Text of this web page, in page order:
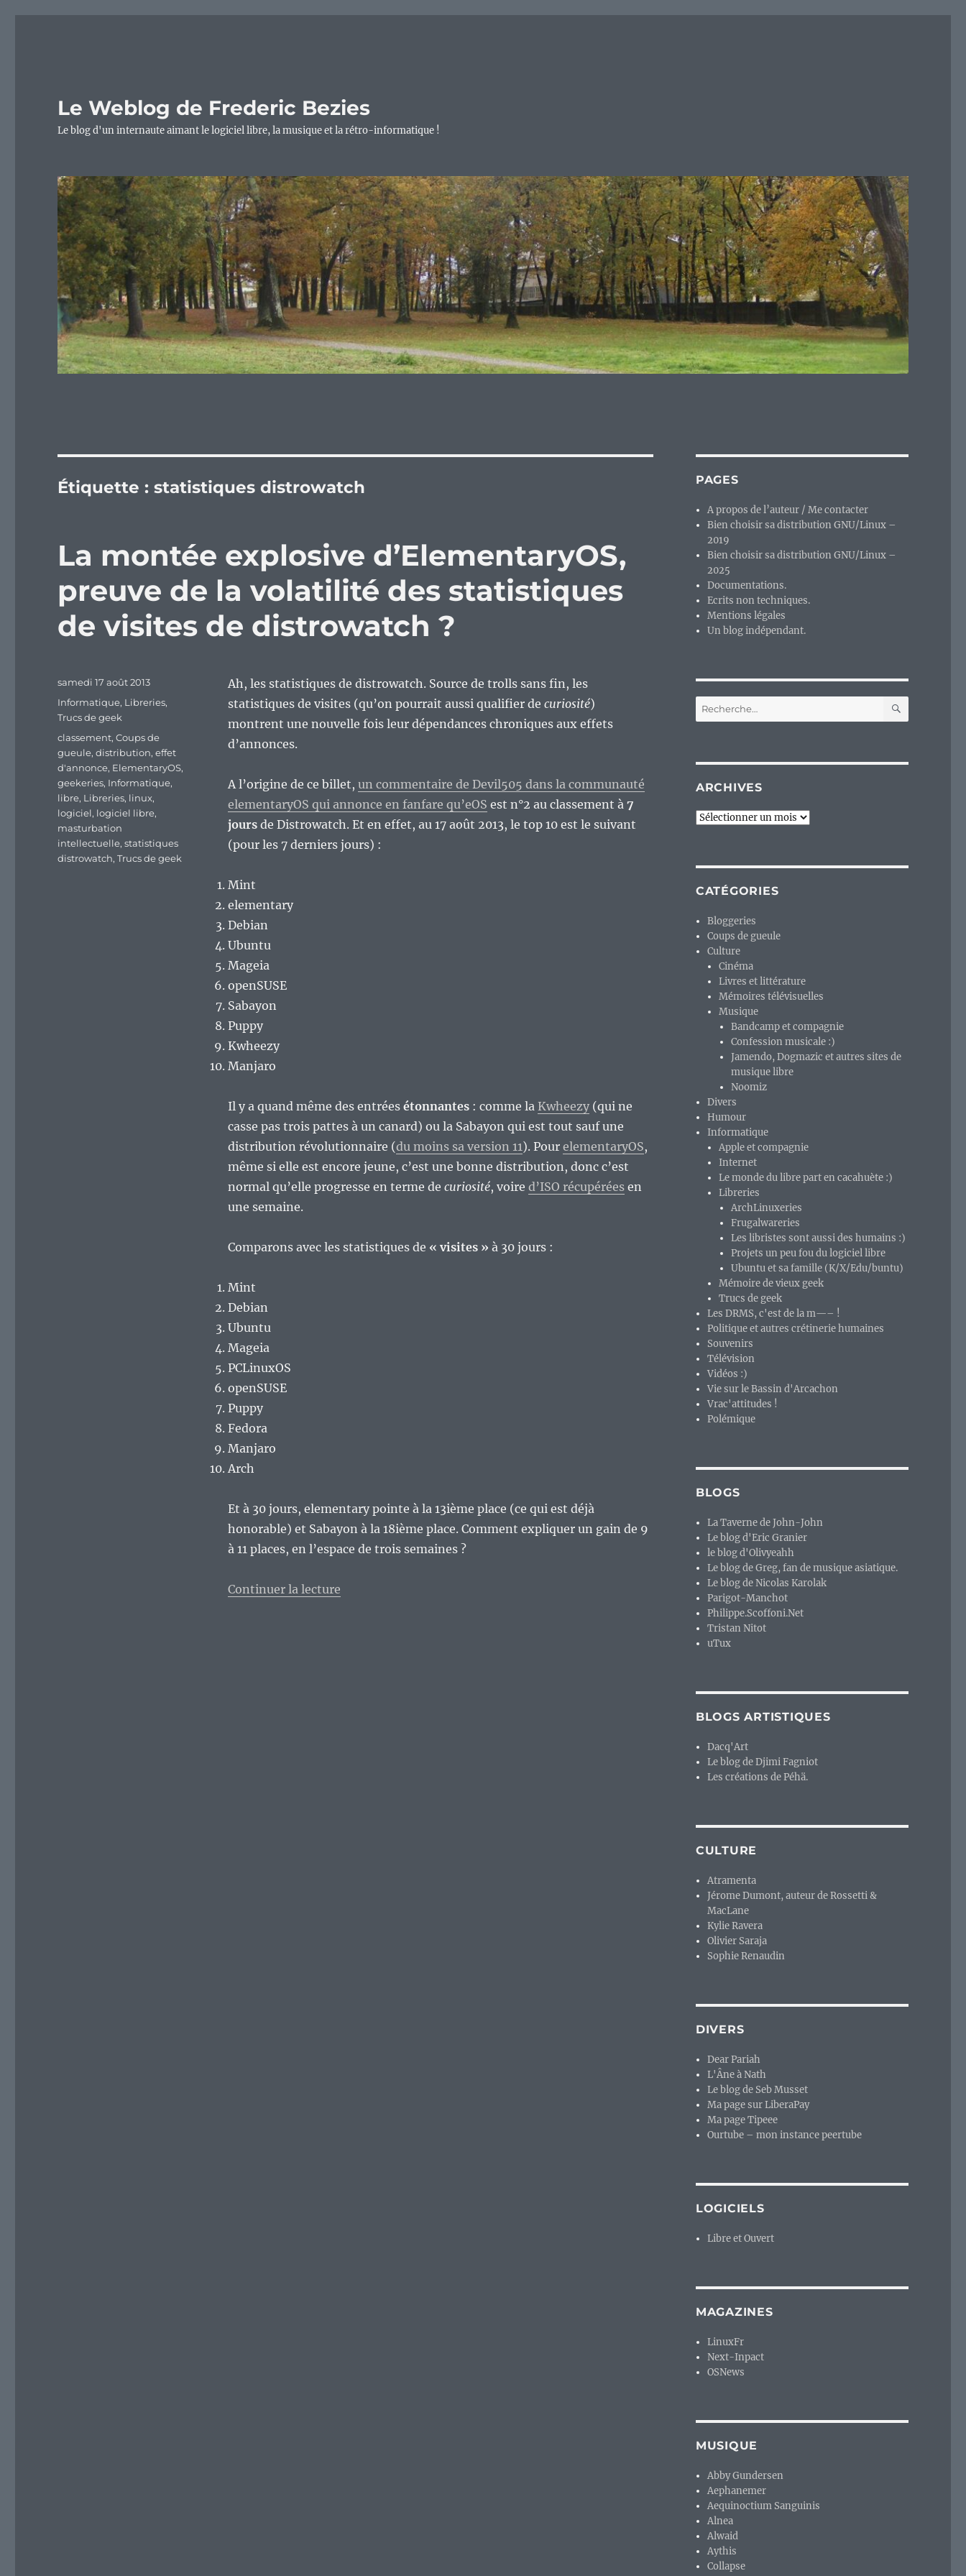
Le Weblog de Frederic Bezies
Le blog d'un internaute aimant le logiciel libre, la musique et la rétro-informatique !
Étiquette :statistiques distrowatch
La montée explosive d’ElementaryOS,
preuve de la volatilité des statistiques
de visites de distrowatch ?
Ah, les statistiques de distrowatch. Source de trolls sans fin, les
statistiques de visites (qu’on pourrait aussi qualifier de curiosité)
montrent une nouvelle fois leur dépendances chroniques aux effets
d’annonces.
A l’origine de ce billet, un commentaire de Devil505 dans la communauté
elementaryOS qui annonce en fanfare qu’eOS est n°2 au classement à 7
joursde Distrowatch. Et en effet, au 17 août 2013, le top 10 est le suivant
(pour les 7 derniers jours) :
Mint
elementary
Debian
Ubuntu
Mageia
openSUSE
Sabayon
Puppy
Kwheezy
Manjaro
Il y a quand même des entrées étonnantes: comme la Kwheezy(qui ne
casse pas trois pattes à un canard) ou la Sabayon qui est tout sauf une
distribution révolutionnaire (du moins sa version 11). Pour elementaryOS,
même si elle est encore jeune, c’est une bonne distribution, donc c’est
normal qu’elle progresse en terme de curiosité, voire d’ISO récupéréesen
une semaine.
Comparons avec les statistiques de « visites » à 30 jours :
Mint
Debian
Ubuntu
Mageia
PCLinuxOS
openSUSE
Puppy
Fedora
Manjaro
Arch
Et à 30 jours, elementary pointe à la 13ième place (ce qui est déjà
honorable) et Sabayon à la 18ième place. Comment expliquer un gain de 9
à 11 places, en l’espace de trois semaines ?
Continuer la lecturede « La montée explosive d’ElementaryOS, preuve de la volatilité des statistiques de visites de distrowatch ? »
Publié
samedi 17 août 2013
Catégories
Informatique, Libreries,
Trucs de geek
Étiquettes
classement,Coups de
gueule,distribution,effet
d'annonce, ElementaryOS,
geekeries, Informatique,
libre, Libreries, linux,
logiciel, logiciel libre,
masturbation
intellectuelle,statistiques
distrowatch,Trucs de geek
PAGES
A propos de l’auteur / Me contacter
Bien choisir sa distribution GNU/Linux –
2019
Bien choisir sa distribution GNU/Linux –
2025
Documentations.
Ecrits non techniques.
Mentions légales
Un blog indépendant.
Recherche
pour :
ARCHIVES
Archives
CATÉGORIES
Bloggeries
Coups de gueule
Culture
Cinéma
Livres et littérature
Mémoires télévisuelles
Musique
Bandcamp et compagnie
Confession musicale :)
Jamendo, Dogmazic et autres sites de
musique libre
Noomiz
Divers
Humour
Informatique
Apple et compagnie
Internet
Le monde du libre part en cacahuète :)
Libreries
ArchLinuxeries
Frugalwareries
Les libristes sont aussi des humains :)
Projets un peu fou du logiciel libre
Ubuntu et sa famille (K/X/Edu/buntu)
Mémoire de vieux geek
Trucs de geek
Les DRMS, c'est de la m—– !
Politique et autres crétinerie humaines
Souvenirs
Télévision
Vidéos :)
Vie sur le Bassin d'Arcachon
Vrac'attitudes !
Polémique
BLOGS
La Taverne de John-John
Le blog d'Eric Granier
le blog d'Olivyeahh
Le blog de Greg, fan de musique asiatique.
Le blog de Nicolas Karolak
Parigot-Manchot
Philippe.Scoffoni.Net
Tristan Nitot
uTux
BLOGS ARTISTIQUES
Dacq'Art
Le blog de Djimi Fagniot
Les créations de Péhä.
CULTURE
Atramenta
Jérome Dumont, auteur de Rossetti &
MacLane
Kylie Ravera
Olivier Saraja
Sophie Renaudin
DIVERS
Dear Pariah
L'Âne à Nath
Le blog de Seb Musset
Ma page sur LiberaPay
Ma page Tipeee
Ourtube – mon instance peertube
LOGICIELS
Libre et Ouvert
MAGAZINES
LinuxFr
Next-Inpact
OSNews
MUSIQUE
Abby Gundersen
Aephanemer
Aequinoctium Sanguinis
Alnea
Alwaid
Aythis
Collapse